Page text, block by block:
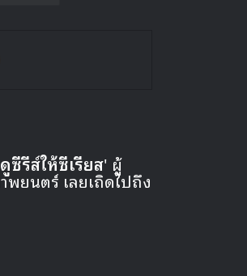
ดูซีรีส์ให้ซีเรียส' ผู้
ยนตร์ เลยเถิดไปถึง